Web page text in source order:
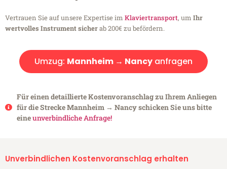
Vertrauen Sie auf unsere Expertise im Klaviertransport, um Ihr
wertvolles Instrument sicherab 200€ zu befördern.
Umzug: Mannheim → Nancy anfragen
Für einen detaillierte Kostenvoranschlag zu Ihrem Anliegen
für die Strecke Mannheim → Nancy schicken Sie uns bitte
eineunverbindliche Anfrage!
Unverbindlichen Kostenvoranschlag erhalten